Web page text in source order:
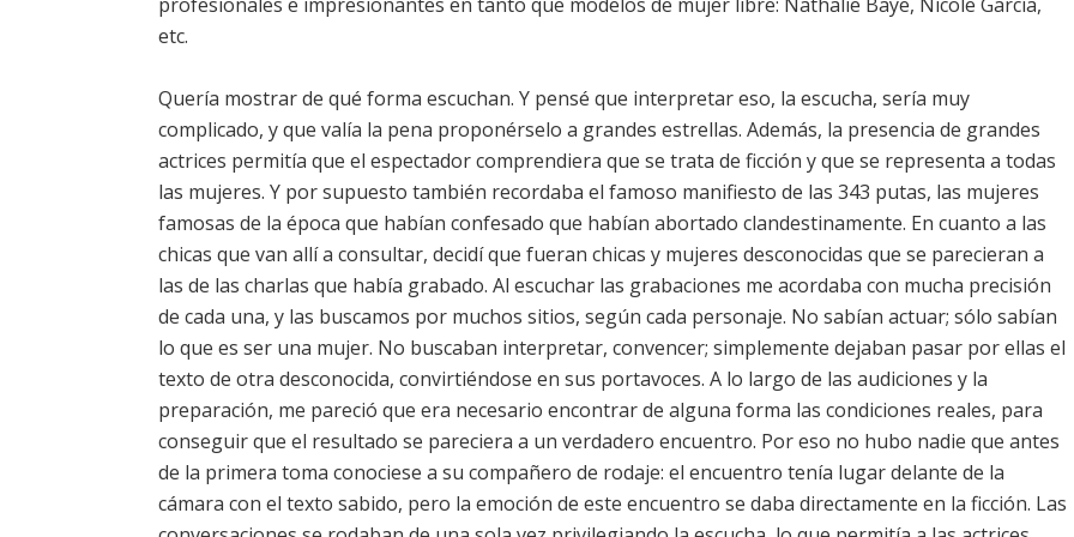
etc.
Quería mostrar de qué forma escuchan. Y pensé que interpretar eso, la escucha, sería muy
complicado, y que valía la pena proponérselo a grandes estrellas. Además, la presencia de grandes
actrices permitía que el espectador comprendiera que se trata de ficción y que se representa a todas
las mujeres. Y por supuesto también recordaba el famoso manifiesto de las 343 putas, las mujeres
famosas de la época que habían confesado que habían abortado clandestinamente. En cuanto a las
chicas que van allí a consultar, decidí que fueran chicas y mujeres desconocidas que se parecieran a
las de las charlas que había grabado. Al escuchar las grabaciones me acordaba con mucha precisión
de cada una, y las buscamos por muchos sitios, según cada personaje. No sabían actuar; sólo sabían
lo que es ser una mujer. No buscaban interpretar, convencer; simplemente dejaban pasar por ellas el
texto de otra desconocida, convirtiéndose en sus portavoces. A lo largo de las audiciones y la
preparación, me pareció que era necesario encontrar de alguna forma las condiciones reales, para
conseguir que el resultado se pareciera a un verdadero encuentro. Por eso no hubo nadie que antes
de la primera toma conociese a su compañero de rodaje: el encuentro tenía lugar delante de la
cámara con el texto sabido, pero la emoción de este encuentro se daba directamente en la ficción. Las